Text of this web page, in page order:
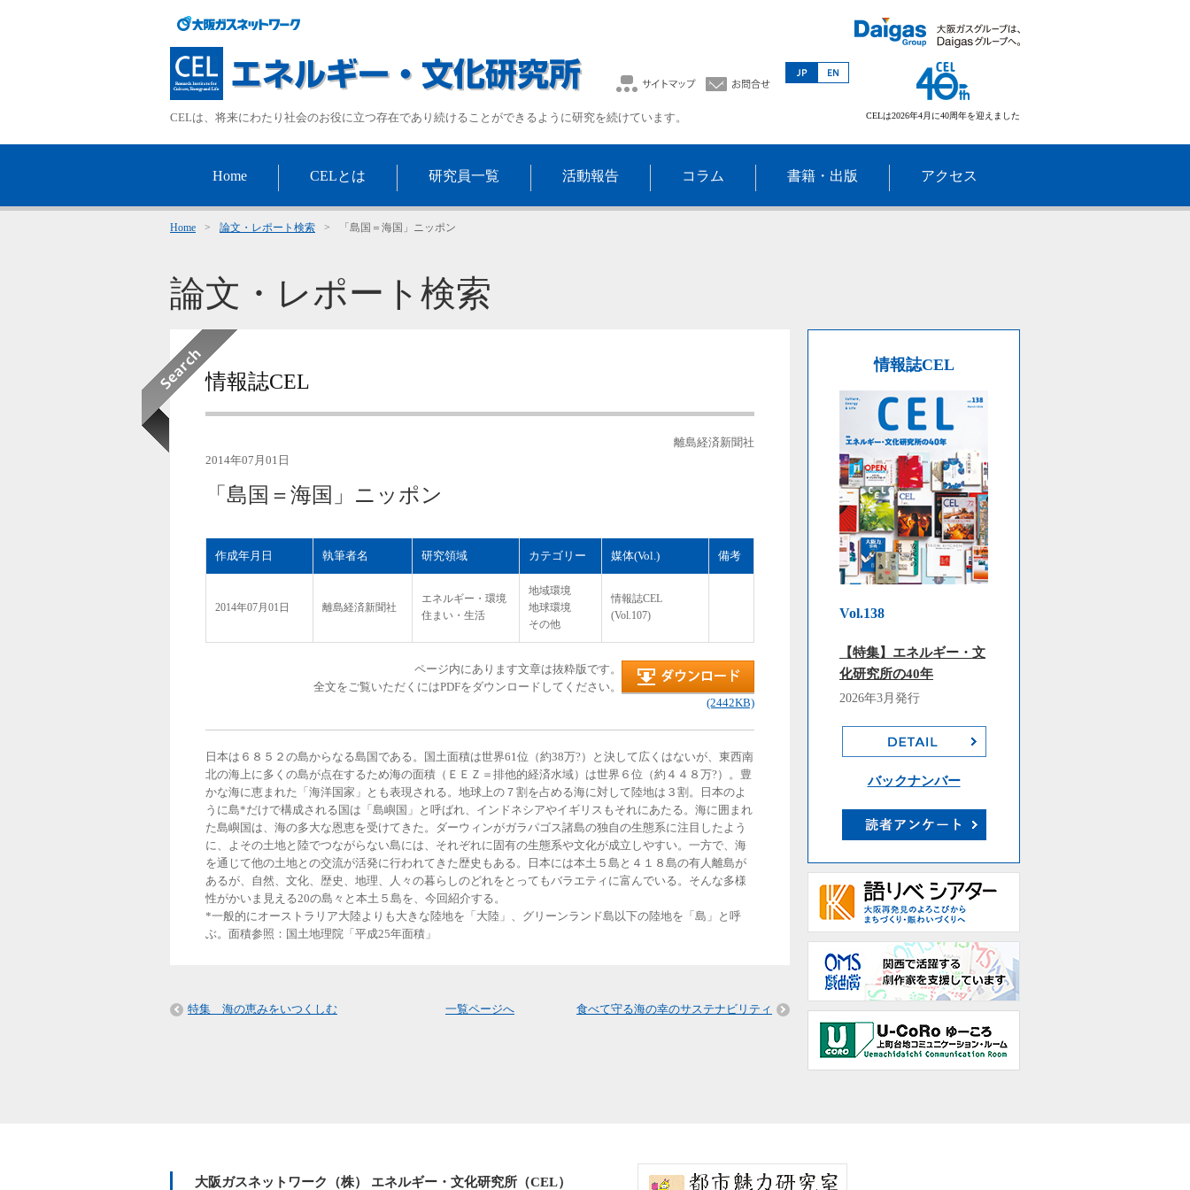
CELは、将来にわたり社会のお役に立つ存在であり続けることができるように研究を続けています。 CELは2026年4月に40周年を迎えました
Home CELとは 研究員一覧 活動報告 コラム 書籍・出版 アクセス
Home > 論文・レポート検索 > 「島国＝海国」ニッポン
論文・レポート検索
情報誌CEL
離島経済新聞社
2014年07月01日
「島国＝海国」ニッポン
作成年月日 執筆者名 研究領域 カテゴリー 媒体(Vol.) 備考
2014年07月01日 離島経済新聞社
エネルギー・環境
住まい・生活
地域環境
地球環境
その他
情報誌CEL
(Vol.107)
ページ内にあります文章は抜粋版です。
全文をご覧いただくにはPDFをダウンロードしてください。
(2442KB)
日本は６８５２の島からなる島国である。国土面積は世界61位（約38万?）と決して広くはないが、東西南
北の海上に多くの島が点在するため海の面積（ＥＥＺ＝排他的経済水域）は世界６位（約４４８万?）。豊
かな海に恵まれた「海洋国家」とも表現される。地球上の７割を占める海に対して陸地は３割。日本のよ
うに島*だけで構成される国は「島嶼国」と呼ばれ、インドネシアやイギリスもそれにあたる。海に囲まれ
た島嶼国は、海の多大な恩恵を受けてきた。ダーウィンがガラパゴス諸島の独自の生態系に注目したよう
に、よその土地と陸でつながらない島には、それぞれに固有の生態系や文化が成立しやすい。一方で、海
を通じて他の土地との交流が活発に行われてきた歴史もある。日本には本土５島と４１８島の有人離島が
あるが、自然、文化、歴史、地理、人々の暮らしのどれをとってもバラエティに富んでいる。そんな多様
性がかいま見える20の島々と本土５島を、今回紹介する。
*一般的にオーストラリア大陸よりも大きな陸地を「大陸」、グリーンランド島以下の陸地を「島」と呼
ぶ。面積参照：国土地理院「平成25年面積」
特集 海の恵みをいつくしむ 一覧ページへ 食べて守る海の幸のサステナビリティ
情報誌CEL
Vol.138
【特集】エネルギー・文
化研究所の40年
2026年3月発行
バックナンバー
大阪ガスネットワーク（株） エネルギー・文化研究所（CEL）